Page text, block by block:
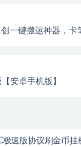
一键搬运神器，卡
安卓手机版】
极速版协议刷金币